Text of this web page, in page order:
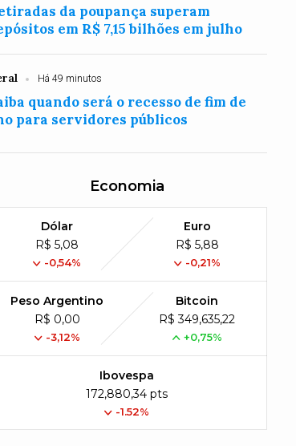
da poupança superam
em R$ 7,15 bilhões em julho
Há 49 minutos
quando será o recesso de fim de
para servidores públicos
Economia
Dólar
R$ 5,08
-0,54%
Euro
R$ 5,88
-0,21%
Peso Argentino
R$ 0,00
-3,12%
Bitcoin
R$ 349,635,22
+0,75%
Ibovespa
172,880,34 pts
-1.52%